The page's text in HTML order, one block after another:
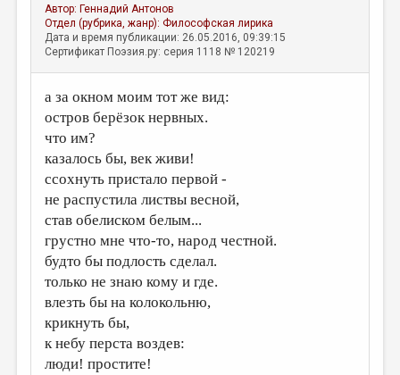
АВТОРЫ
КОММЕНТАРИИ
ЛИТСАЛОН
НОВОСТИ
ПРАВИЛА САЙТА
ИЗБРАННОЕ
ДАЙДЖЕСТ
ПРОИЗВЕДЕНИЯ
ПЕРЕВОДЫ
КОНКУРСЫ
ДЕТСКАЯ КОМНАТА
Автор: Геннадий Антонов
Отдел (рубрика, жанр):Философская лирика
Дата и время публикации: 26.05.2016, 09:39:15
Сертификат Поэзия.ру: серия 1118 № 120219
а за окном моим тот же вид:
остров берёзок нервных.
что им?
казалось бы, век живи!
ссохнуть пристало первой -
не распустила листвы весной,
став обелиском белым...
грустно мне что-то, народ честной.
будто бы подлость сделал.
только не знаю кому и где.
влезть бы на колокольню,
крикнуть бы,
к небу перста воздев:
люди! простите!